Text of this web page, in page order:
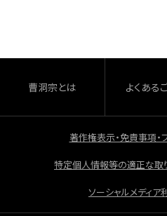
o
o
k
曹洞宗とは よくある
著作権表示・免責事項・
特定個人情報等の適正な取
ソーシャルメディア